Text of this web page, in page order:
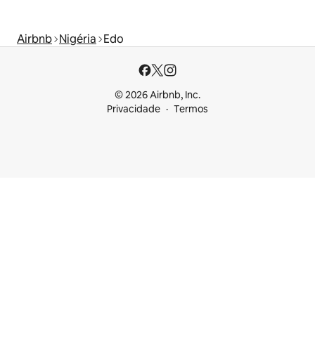
Airbnb Nigéria Edo
© 2026 Airbnb, Inc.
Privacidade
Termos